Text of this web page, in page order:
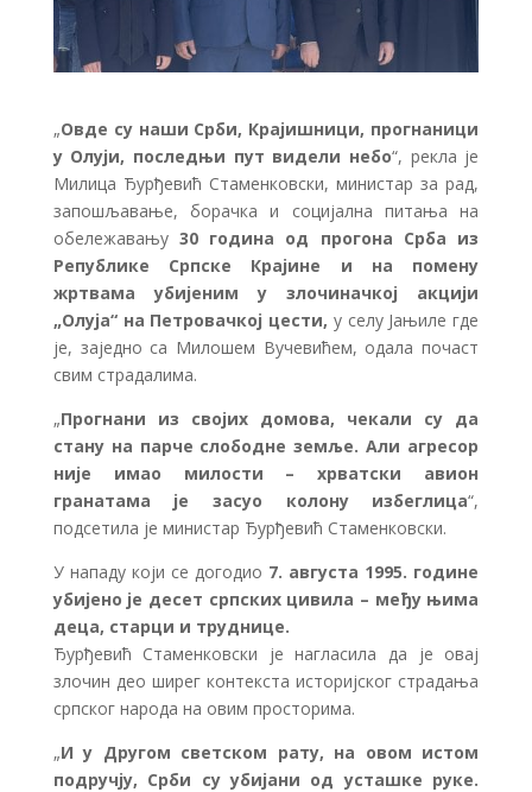
„Овде су наши Срби, Крајишници, прогнаници
у Олуји, последњи пут видели небо“, рекла је
Милица Ђурђевић Стаменковски, министар за рад,
запошљавање, борачка и социјална питања на
обележавању30 година од прогона Срба из
Републике Српске Крајине и на помену
жртвама убијеним у злочиначкој акцији
„Олуја“ на Петровачкој цести, у селу Јањиле где
је, заједно са Милошем Вучевићем, одала почаст
свим страдалима.
„Прогнани из својих домова, чекали су да
стану на парче слободне земље. Али агресор
није имао милости – хрватски авион
гранатама је засуо колону избеглица“,
подсетила је министар Ђурђевић Стаменковски.
У нападу који се догодио 7. августа 1995. године
убијено је десет српских цивила – међу њима
деца, старци и труднице.
Ђурђевић Стаменковски је нагласила да је овај
злочин део ширег контекста историјског страдања
српског народа на овим просторима.
„И у Другом светском рату, на овом истом
подручју, Срби су убијани од усташке руке.